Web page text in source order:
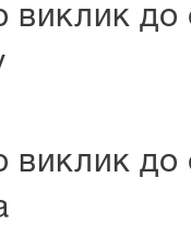
виклик
виклик